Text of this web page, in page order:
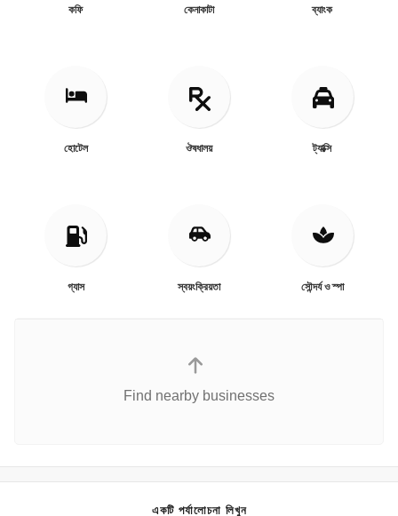
কফি কেনাকাটা ব্যাংক
হোটেল ঔষধালয় ট্যাক্সি
গ্যাস স্বয়ংক্রিয়তা সৌন্দর্য ও স্পা
Find nearby businesses
একটি পর্যালোচনা লিখুন